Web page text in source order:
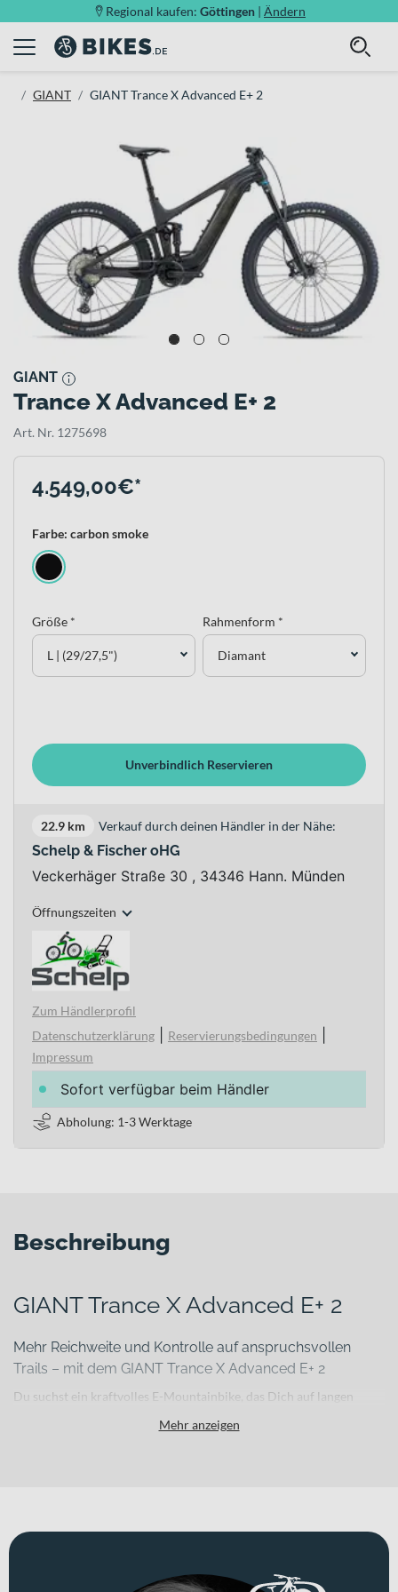
Regional kaufen: Göttingen | Ändern
GIANT GIANT Trance X Advanced E+ 2
GIANT
Trance X Advanced E+ 2
Art. Nr. 1275698
4.549,00€*
Farbe: carbon smoke
Größe *
L | (29/27,5")
Rahmenform *
Diamant
Unverbindlich Reservieren
22.9 km Verkauf durch deinen Händler in der Nähe:
Schelp & Fischer oHG
Veckerhäger Straße 30 , 34346 Hann. Münden
Öffnungszeiten
Zum Händlerprofil
Datenschutzerklärung
Reservierungsbedingungen
Impressum
Sofort verfügbar beim Händler
Abholung: 1-3 Werktage
Beschreibung
GIANT Trance X Advanced E+ 2
Mehr Reichweite und Kontrolle auf anspruchsvollen
Trails – mit dem GIANT Trance X Advanced E+ 2
Du suchst ein kraftvolles E-Mountainbike, das Dich auf langen
GIANT Trance X Advanced E+ 2 verbindet einen leichten
Für welche Einsätze eignet sich dieses Bike?
Mehr anzeigen